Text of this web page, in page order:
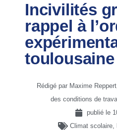
Incivilités
rappel à
toulousaine
Rédigé par Maxime
des conditions de
publié le
Climat scolaire,